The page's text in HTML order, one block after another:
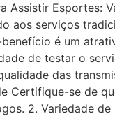
Esportes:
aos serviços
é um
de testar o
das
Certifique-se de
2. Variedade